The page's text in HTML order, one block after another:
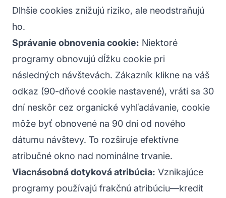
Dlhšie cookies znižujú riziko, ale neodstraňujú
ho.
Správanie obnovenia cookie: Niektoré
programy obnovujú dĺžku cookie pri
následných návštevách. Zákazník klikne na váš
odkaz (90-dňové cookie nastavené), vráti sa 30
dní neskôr cez organické vyhľadávanie, cookie
môže byť obnovené na 90 dní od nového
dátumu návštevy. To rozširuje efektívne
atribučné okno nad nominálne trvanie.
Viacnásobná dotyková atribúcia: Vznikajúce
programy používajú frakčnú atribúciu—kredit